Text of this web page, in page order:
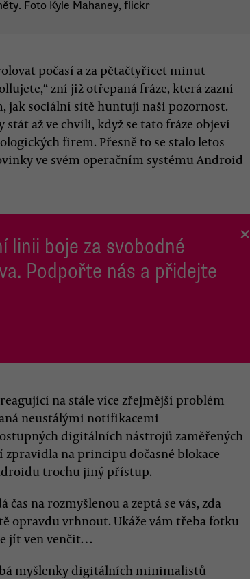
Foto Kyle Mahaney, flickr
počasí a za pětačtyřicet minut
zní již otřepaná fráze, která zazní
jak sociální sítě huntují naši pozornost.
až ve chvíli, když se tato fráze objeví
firem. Přesně to se stalo letos
ve svém operačním systému Android
linii boje za svobodné
Podpořte nás a přidejte
×
na stále více zřejmější problém
neustálými notifikacemi
digitálních nástrojů zaměřených
na principu dočasné blokace
trochu jiný přístup.
na rozmyšlenou a zeptá se vás, zda
opravdu vrhnout. Ukáže vám třeba fotku
jít ven venčit…
myšlenky digitálních minimalistů